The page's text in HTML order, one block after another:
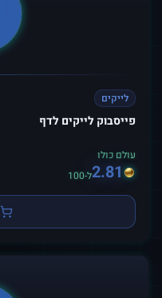
לייקים
פייסבוק לייקים לדף
עולם כולו
2.81ל-100